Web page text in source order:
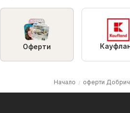
Оферти
Начало оферти Добрич